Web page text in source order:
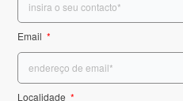
Email
Localidade